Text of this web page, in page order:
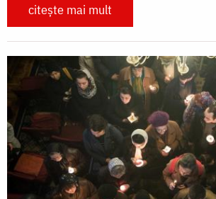
citește mai mult